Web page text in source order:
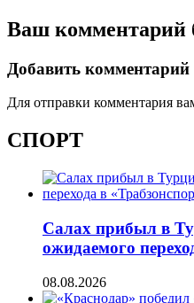
Ваш комментарий
Добавить комментарий
Для отправки комментария
СПОРТ
Салах прибыл в
ожидаемого
08.08.2026